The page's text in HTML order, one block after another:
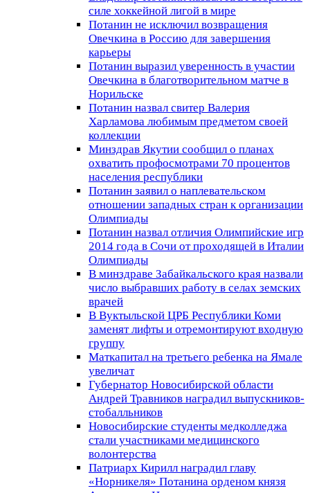
силе хоккейной лигой в мире
Потанин не исключил возвращения
Овечкина в Россию для завершения
карьеры
Потанин выразил уверенность в участии
Овечкина в благотворительном матче в
Норильске
Потанин назвал свитер Валерия
Харламова любимым предметом своей
коллекции
Минздрав Якутии сообщил о планах
охватить профосмотрами 70 процентов
населения республики
Потанин заявил о наплевательском
отношении западных стран к организации
Олимпиады
Потанин назвал отличия Олимпийские игр
2014 года в Сочи от проходящей в Италии
Олимпиады
В минздраве Забайкальского края назвали
число выбравших работу в селах земских
врачей
В Вуктыльской ЦРБ Республики Коми
заменят лифты и отремонтируют входную
группу
Маткапитал на третьего ребенка на Ямале
увеличат
Губернатор Новосибирской области
Андрей Травников наградил выпускников-
стобалльников
Новосибирские студенты медколледжа
стали участниками медицинского
волонтерства
Патриарх Кирилл наградил главу
«Норникеля» Потанина орденом князя